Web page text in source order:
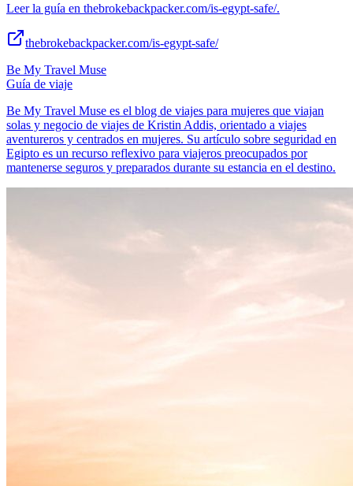
Leer la guía en thebrokebackpacker.com/is-egypt-safe/.
thebrokebackpacker.com/is-egypt-safe/
Be My Travel Muse
Guía de viaje
Be My Travel Muse es el blog de viajes para mujeres que viajan
solas y negocio de viajes de Kristin Addis, orientado a viajes
aventureros y centrados en mujeres. Su artículo sobre seguridad en
Egipto es un recurso reflexivo para viajeros preocupados por
mantenerse seguros y preparados durante su estancia en el destino.